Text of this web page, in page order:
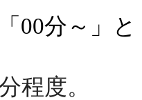
00分～」
程度。